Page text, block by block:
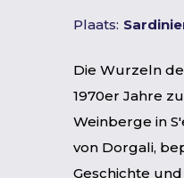
Plaats:
Die Wurzeln
1970er Jahre
Weinberge in
von Dorgali,
Geschichte